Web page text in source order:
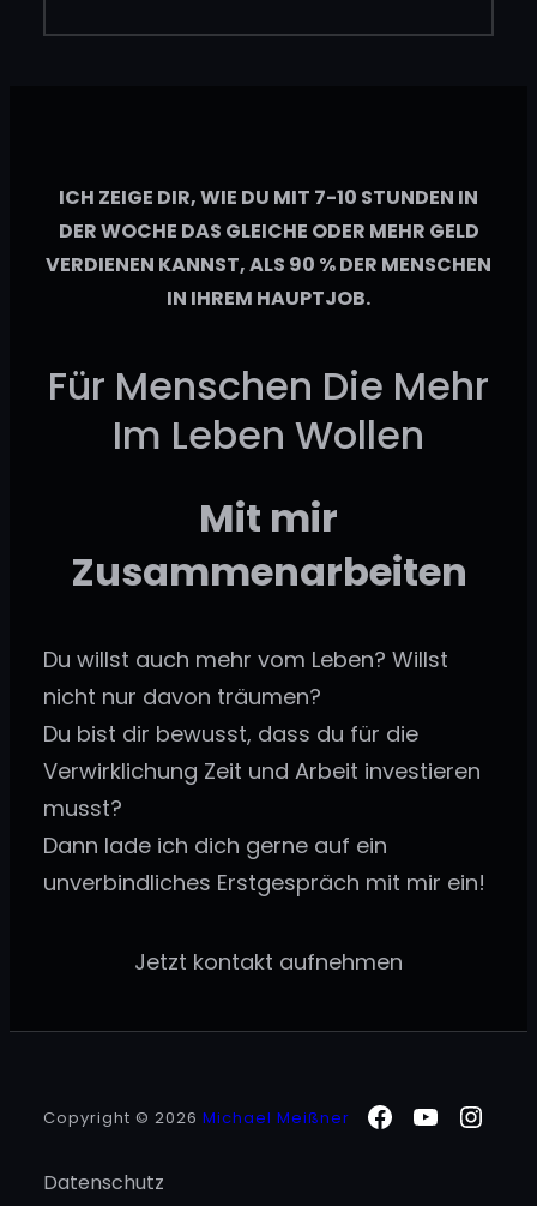
ICH ZEIGE DIR, WIE DU MIT 7-10 STUNDEN IN
DER WOCHE DAS GLEICHE ODER MEHR GELD
VERDIENEN KANNST, ALS 90 % DER MENSCHEN
IN IHREM HAUPTJOB.
Für Menschen Die Mehr
Im Leben Wollen
Mit mir
Zusammenarbeiten
Du willst auch mehr vom Leben? Willst
nicht nur davon träumen?
Du bist dir bewusst, dass du für die
Verwirklichung Zeit und Arbeit investieren
musst?
Dann lade ich dich gerne auf ein
unverbindliches Erstgespräch mit mir ein!
Jetzt kontakt aufnehmen
Copyright © 2026 Michael Meißner Facebook
YouTube
Datenschutz